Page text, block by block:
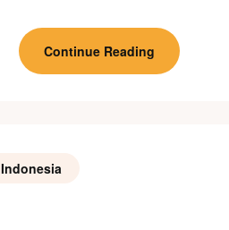
Continue Reading
Indonesia